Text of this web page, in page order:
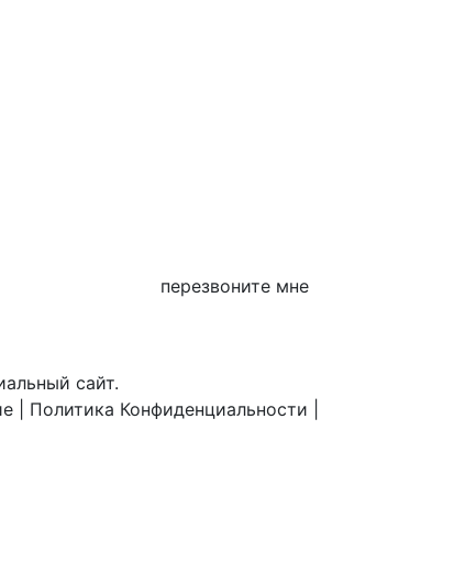
перезвоните мне
сайт.
Политика Конфиденциальности